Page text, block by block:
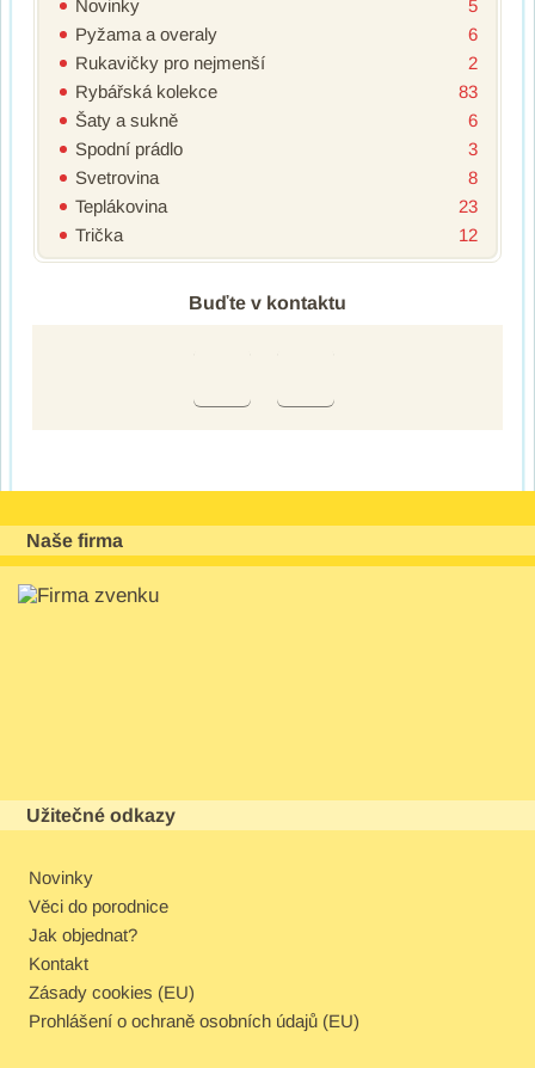
Novinky
5
Pyžama a overaly
6
Rukavičky pro nejmenší
2
Rybářská kolekce
83
Šaty a sukně
6
Spodní prádlo
3
Svetrovina
8
Teplákovina
23
Trička
12
Buďte v kontaktu
Naše firma
Užitečné odkazy
Novinky
Věci do porodnice
Jak objednat?
Kontakt
Zásady cookies (EU)
Prohlášení o ochraně osobních údajů (EU)